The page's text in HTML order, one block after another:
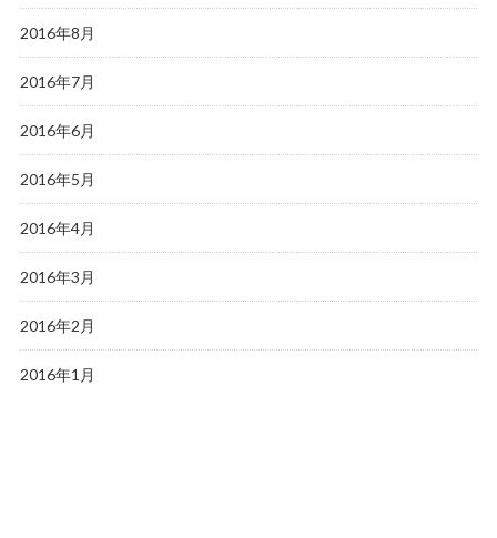
2016年8月
2016年7月
2016年6月
2016年5月
2016年4月
2016年3月
2016年2月
2016年1月